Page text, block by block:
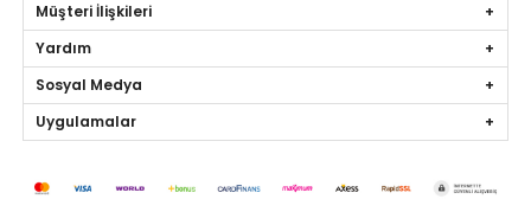
Müşteri İlişkileri
Yardım
Sosyal Medya
Uygulamalar